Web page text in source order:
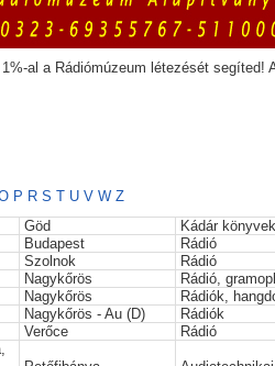
al a Rádiómúzeum létezését segíted!
P R S T U V W Z
Göd
Kádár könyvek
Budapest
Rádió
Szolnok
Rádió
Nagykőrös
Rádió,
Nagykőrös
Rádiók,
Nagykőrös - Au (D)
Rádiók
Verőce
Rádió